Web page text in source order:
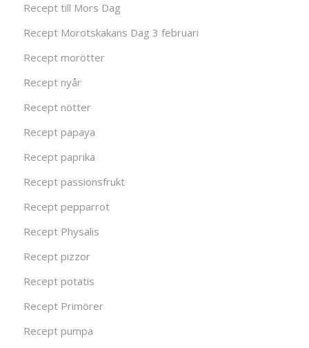
Recept till Mors Dag
Recept Morotskakans Dag 3 februari
Recept morötter
Recept nyår
Recept nötter
Recept papaya
Recept paprika
Recept passionsfrukt
Recept pepparrot
Recept Physalis
Recept pizzor
Recept potatis
Recept Primörer
Recept pumpa